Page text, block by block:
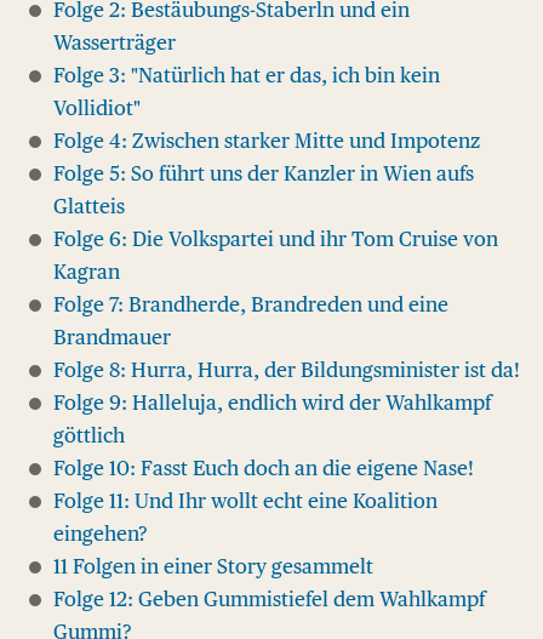
Folge 2: Bestäubungs-Staberln und ein
Wasserträger
Folge 3: "Natürlich hat er das, ich bin kein
Vollidiot"
Folge 4: Zwischen starker Mitte und Impotenz
Folge 5: So führt uns der Kanzler in Wien aufs
Glatteis
Folge 6: Die Volkspartei und ihr Tom Cruise von
Kagran
Folge 7: Brandherde, Brandreden und eine
Brandmauer
Folge 8: Hurra, Hurra, der Bildungsminister ist da!
Folge 9: Halleluja, endlich wird der Wahlkampf
göttlich
Folge 10: Fasst Euch doch an die eigene Nase!
Folge 11: Und Ihr wollt echt eine Koalition
eingehen?
11 Folgen in einer Story gesammelt
Folge 12: Geben Gummistiefel dem Wahlkampf
Gummi?